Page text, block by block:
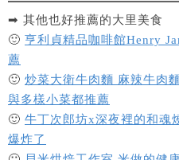
➡ 其他也好推薦的大里美食
🙂 亨利貞精品咖啡館Henry
薦
🙂 炒菜大衛牛肉麵 麻辣牛肉
與多樣小菜都推薦
🙂 牛丁次郎坊x深夜裡的和魂
爆炸了